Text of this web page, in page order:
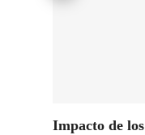
Impacto de